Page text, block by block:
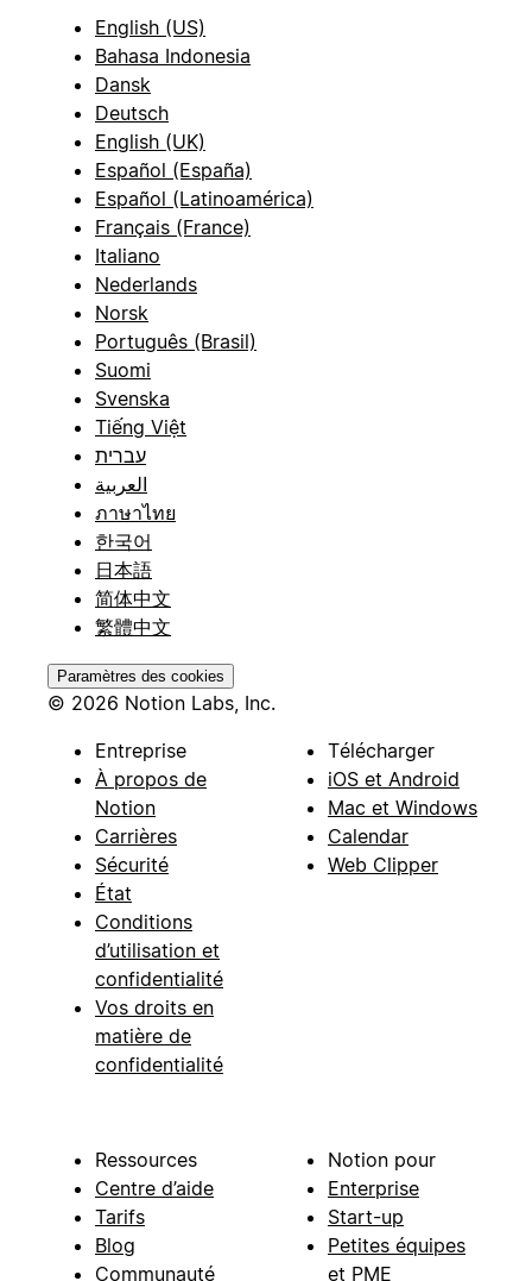
English (US)
Bahasa Indonesia
Dansk
Deutsch
English (UK)
Español (España)
Español (Latinoamérica)
Français (France)
Italiano
Nederlands
Norsk
Português (Brasil)
Suomi
Svenska
Tiếng Việt
עברית
العربية
ภาษาไทย
한국어
日本語
简体中文
繁體中文
Paramètres des cookies
© 2026 Notion Labs, Inc.
Entreprise
À propos de
Notion
Carrières
Sécurité
État
Conditions
d’utilisation et
confidentialité
Vos droits en
matière de
confidentialité
Télécharger
iOS et Android
Mac et Windows
Calendar
Web Clipper
Ressources
Centre d’aide
Tarifs
Blog
Communauté
Notion pour
Enterprise
Start-up
Petites équipes
et PME